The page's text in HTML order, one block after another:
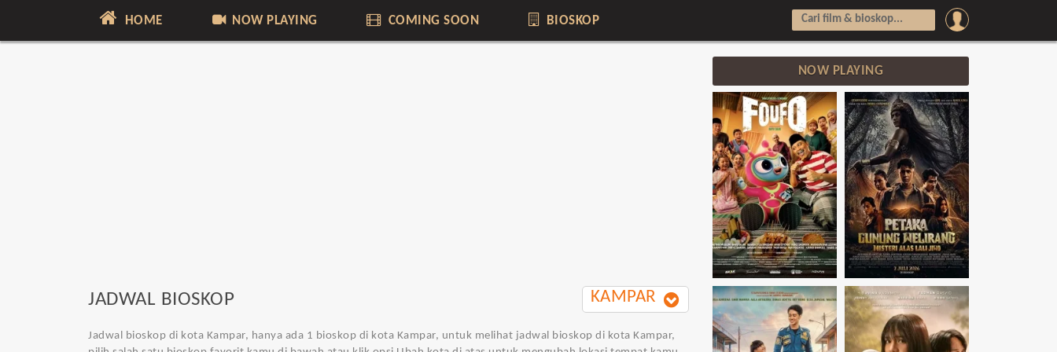
HOME NOW PLAYING COMING SOON BIOSKOP
JADWAL BIOSKOP KAMPAR
Jadwal bioskop di kota Kampar, hanya ada 1 bioskop di kota Kampar, untuk melihat jadwal bioskop di kota Kampar,
NOW PLAYING